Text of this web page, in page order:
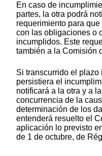
En caso de
partes, la otra podrá
requerimiento para
con las obligaciones o
incumplidos. Este
también a la Comisión
Si transcurrido el
persistiera el
notificará a la otra y a
concurrencia de la
determinación de los
entenderá resuelto el
aplicación lo previsto
de 1 de octubre, de